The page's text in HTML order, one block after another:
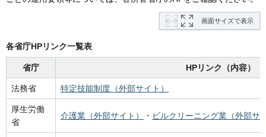
画面サイズで表示
各省庁HPリンク一覧表
省庁 HPリンク（内容）
法務省 特定技能制度（外部サイト）
厚生労働
省
介護業（外部サイト） ・ ビルクリーニング業（外部サ